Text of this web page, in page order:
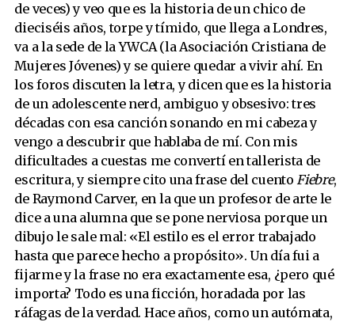
de veces) y veo que es la historia de un chico de
dieciséis años, torpe y tímido, que llega a Londres,
va a la sede de la YWCA (la Asociación Cristiana de
Mujeres Jóvenes) y se quiere quedar a vivir ahí. En
los foros discuten la letra, y dicen que es la historia
de un adolescente nerd, ambiguo y obsesivo: tres
décadas con esa canción sonando en mi cabeza y
vengo a descubrir que hablaba de mí. Con mis
dificultades a cuestas me convertí en tallerista de
escritura, y siempre cito una frase del cuento Fiebre,
de Raymond Carver, en la que un profesor de arte le
dice a una alumna que se pone nerviosa porque un
dibujo le sale mal: «El estilo es el error trabajado
hasta que parece hecho a propósito». Un día fui a
fijarme y la frase no era exactamente esa, ¿pero qué
importa? Todo es una ficción, horadada por las
ráfagas de la verdad. Hace años, como un autómata,